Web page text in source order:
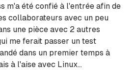
m'a été confié à l'entrée afin de
collaborateurs avec un peu
une pièce avec 2 autres
me ferait passer un test
dans un premier temps à
à l'aise avec Linux...